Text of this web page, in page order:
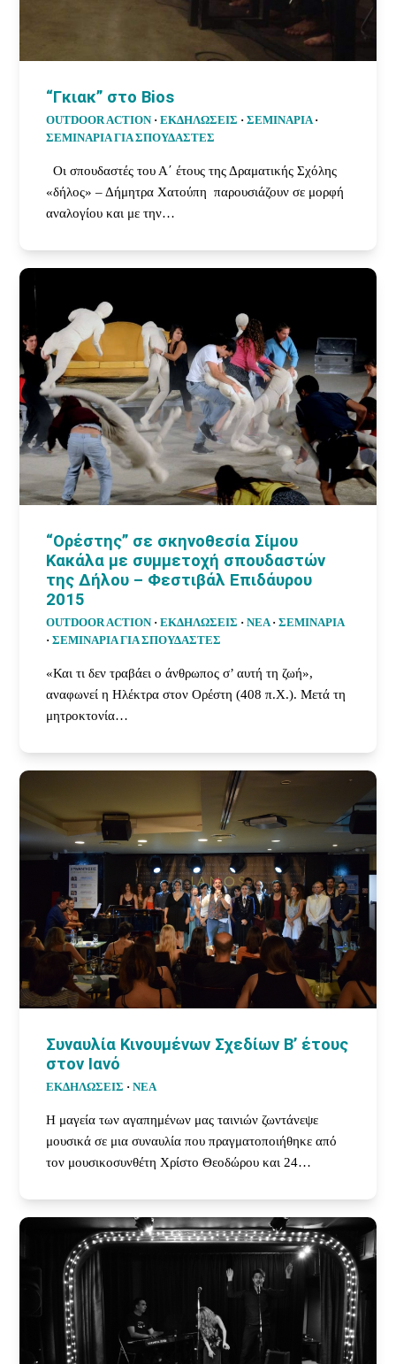
“Γκιακ” στο Bios
OUTDOOR ACTION·ΕΚΔΗΛΩΣΕΙΣ ·ΣΕΜΙΝΑΡΙΑ·
ΣΕΜΙΝΆΡΙΑ ΓΙΑ ΣΠΟΥΔΑΣΤΈΣ
Οι σπουδαστές του Α΄ έτους της Δραματικής Σχόλης
«δήλος» – Δήμητρα Χατούπη παρουσιάζουν σε μορφή
αναλογίου και με την…
“Ορέστης” σε σκηνοθεσία Σίμου
Κακάλα με συμμετοχή σπουδαστών
της Δήλου – Φεστιβάλ Επιδάυρου
2015
OUTDOOR ACTION·ΕΚΔΗΛΩΣΕΙΣ ·ΝΕΑ·ΣΕΜΙΝΑΡΙΑ
·ΣΕΜΙΝΆΡΙΑ ΓΙΑ ΣΠΟΥΔΑΣΤΈΣ
«Και τι δεν τραβάει ο άνθρωπος σ’ αυτή τη ζωή»,
αναφωνεί η Ηλέκτρα στον Ορέστη (408 π.Χ.). Μετά τη
μητροκτονία…
Συναυλία Κινουμένων Σχεδίων Β’ έτους
στον Ιανό
ΕΚΔΗΛΩΣΕΙΣ ·ΝΕΑ
Η μαγεία των αγαπημένων μας ταινιών ζωντάνεψε
μουσικά σε μια συναυλία που πραγματοποιήθηκε από
τον μουσικοσυνθέτη Χρίστο Θεοδώρου και 24…